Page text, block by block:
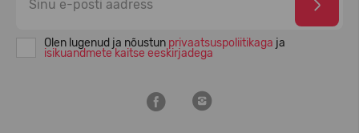
Olen lugenud ja nõustun privaatsuspoliitikaga ja
isikuandmete kaitse eeskirjadega